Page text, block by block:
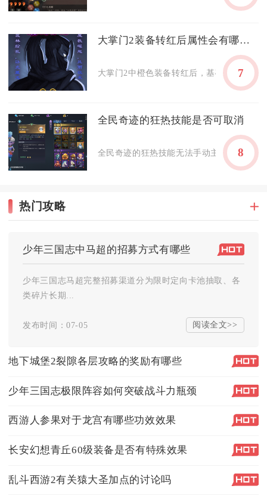
大掌门2装备转红后属性会有哪些改变
大掌门2中橙色装备转红后，基础属性会获
7
全民奇迹的狂热技能是否可取消
全民奇迹的狂热技能无法手动主动取消，
8
热门攻略
少年三国志中马超的招募方式有哪些
少年三国志马超完整招募渠道分为限时定向卡池抽取、各
类碎片长期...
发布时间：07-05 阅读全文>>
地下城堡2裂隙各层攻略的奖励有哪些
少年三国志极限阵容如何突破战斗力瓶颈
西游人参果对于龙宫有哪些功效效果
长安幻想青丘60级装备是否有特殊效果
乱斗西游2有关猿大圣加点的讨论吗